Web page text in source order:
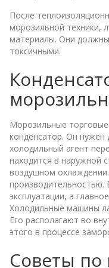
После
морозильной техники,
материалы. Они
токсичными.
Морозильные
конденсатор. Он нужен
холодильный агент
находится в наружной
воздушном
эксплуатации, а
Холодильные машины
Его располагают во
этого в процессе
Советы по